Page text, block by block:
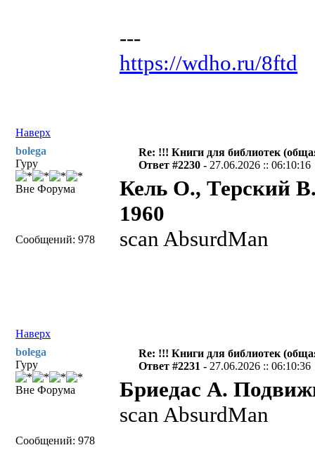
---
https://wdho.ru/8ftd
Наверх
bolega
Гуру
Вне Форума
Сообщений: 978
Re: !!! Книги для библиотек
Ответ #2230 - 27.06.2026 :: 06:10:16
Кель О., Терский
1960
scan AbsurdMan
Наверх
bolega
Гуру
Вне Форума
Сообщений: 978
Re: !!! Книги для библиотек
Ответ #2231 - 27.06.2026 :: 06:10:36
Бриедас А.
scan AbsurdMan